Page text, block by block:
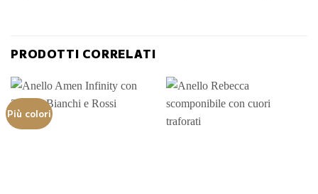
PRODOTTI CORRELATI
Più colori